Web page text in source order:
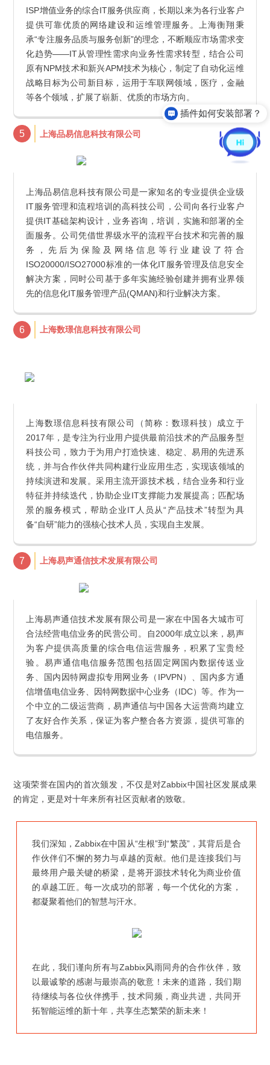
ISP增值业务的综合IT服务供应商，长期以来为各行业客户
提供可靠优质的网络建设和运维管理服务。上海衡翔秉
承“专注服务品质与服务创新”的理念，不断顺应市场需求变
化趋势——IT从管理性需求向业务性需求转型，结合公司
原有NPM技术和新兴APM技术为核心，制定了自动化运维
战略目标为公司新目标，运用于车联网领域，医疗，金融
等各个领域，扩展了崭新、优质的市场方向。
5 上海品易信息科技有限公司
上海品易信息科技有限公司是一家知名的专业提供企业级
IT服务管理和流程培训的高科技公司，公司向各行业客户
提供IT基础架构设计，业务咨询，培训，实施和部署的全
面服务。公司凭借世界级水平的流程平台技术和完善的服
务，先后为保险及网络信息等行业建设了符合
ISO20000/ISO27000标准的一体化IT服务管理及信息安全
解决方案，同时公司基于多年实施经验创建并拥有业界领
先的信息化IT服务管理产品(QMAN)和行业解决方案。
6 上海数璟信息科技有限公司
上海数璟信息科技有限公司（简称：数璟科技）成立于
2017年，是专注为行业用户提供最前沿技术的产品服务型
科技公司，致力于为用户打造快速、稳定、易用的先进系
统，并与合作伙伴共同构建行业应用生态，实现该领域的
持续演进和发展。采用主流开源技术栈，结合业务和行业
特征并持续迭代，协助企业IT支撑能力发展提高；匹配场
景的服务模式，帮助企业IT人员从“产品技术”转型为具
备“自研”能力的强核心技术人员，实现自主发展。
7 上海易声通信技术发展有限公司
上海易声通信技术发展有限公司是一家在中国各大城市可
合法经营电信业务的民营公司。自2000年成立以来，易声
为客户提供高质量的综合电信运营服务，积累了宝贵经
验。易声通信电信服务范围包括固定网国内数据传送业
务、国内因特网虚拟专用网业务（IPVPN）、国内多方通
信增值电信业务、因特网数据中心业务（IDC）等。作为一
个中立的二级运营商，易声通信与中国各大运营商均建立
了友好合作关系，保证为客户整合各方资源，提供可靠的
电信服务。
这项荣誉在国内的首次颁发，不仅是对Zabbix中国社区发展成果
的肯定，更是对十年来所有社区贡献者的致敬。
我们深知，Zabbix在中国从“生根”到“繁茂”，其背后是合
作伙伴们不懈的努力与卓越的贡献。他们是连接我们与
最终用户最关键的桥梁，是将开源技术转化为商业价值
的卓越工匠。每一次成功的部署，每一个优化的方案，
都凝聚着他们的智慧与汗水。
在此，我们谨向所有与Zabbix风雨同舟的合作伙伴，致
以最诚挚的感谢与最崇高的敬意！未来的道路，我们期
待继续与各位伙伴携手，技术同频，商业共进，共同开
拓智能运维的新十年，共享生态繁荣的新未来！
插件如何安装部署？
如何获取原厂服务？